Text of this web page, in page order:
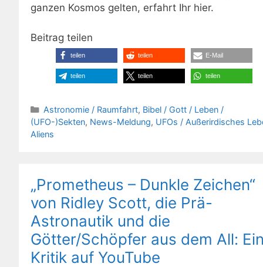
ganzen Kosmos gelten, erfahrt Ihr hier.
Beitrag teilen
teilen teilen E-Mail
teilen teilen teilen
Kategorien
Astronomie / Raumfahrt, Bibel / Gott / Leben /
(UFO-)Sekten, News-Meldung, UFOs / Außerirdisches
Aliens
„Prometheus – Dunkle Zeichen“
von Ridley Scott, die Prä-
Astronautik und die
Götter/Schöpfer aus dem All: Ein
Kritik auf YouTube